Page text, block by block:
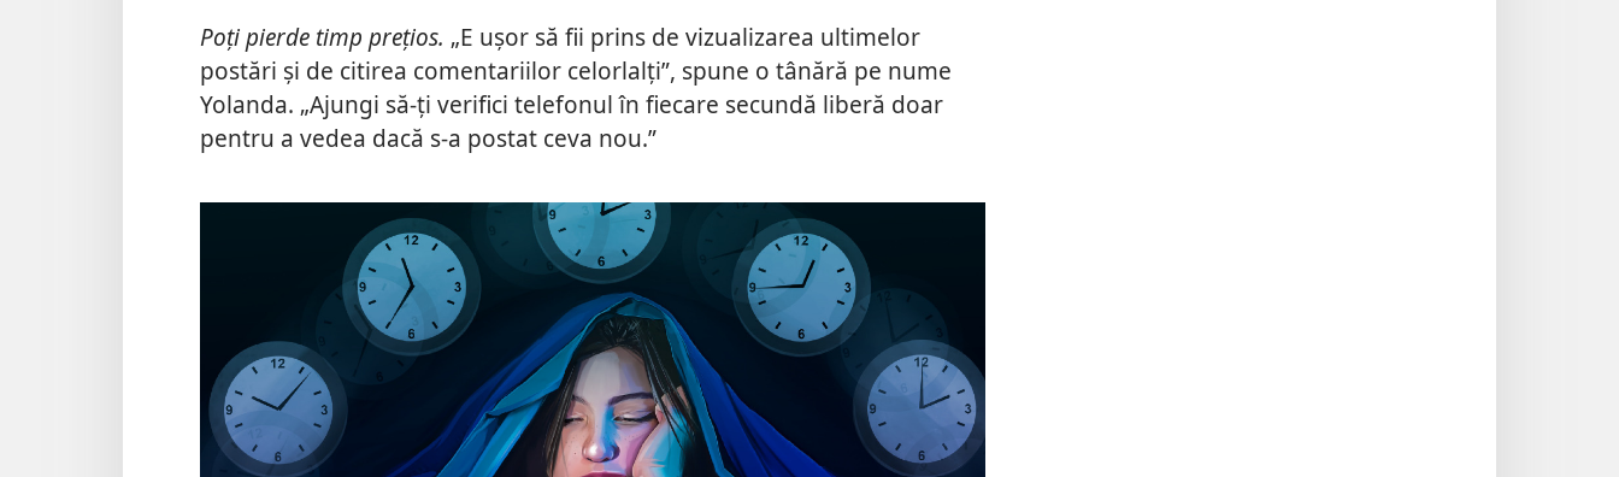
Poți pierde timp prețios. „E ușor să fii prins de vizualizarea ultimelor
postări și de citirea comentariilor celorlalți”, spune o tânără pe nume
Yolanda. „Ajungi să-ți verifici telefonul în fiecare secundă liberă doar
pentru a vedea dacă s-a postat ceva nou.”